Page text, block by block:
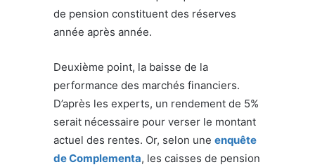
de pension constituent des réserves
année après année.
Deuxième point, la baisse de la
performance des marchés financiers.
D’après les experts, un rendement de 5%
serait nécessaire pour verser le montant
actuel des rentes. Or, selon une enquête
de Complementa, les caisses de pension